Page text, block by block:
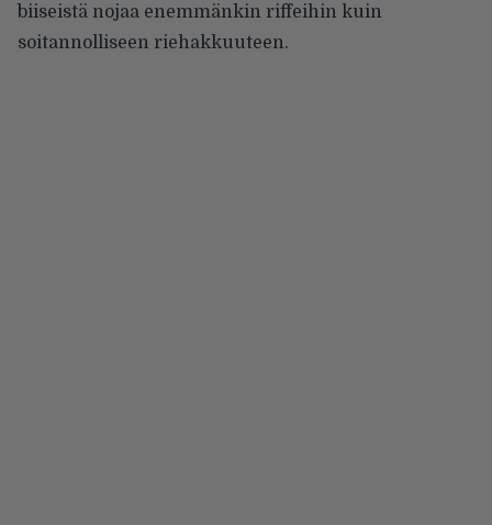
biiseistä nojaa enemmänkin riffeihin kuin
soitannolliseen riehakkuuteen.